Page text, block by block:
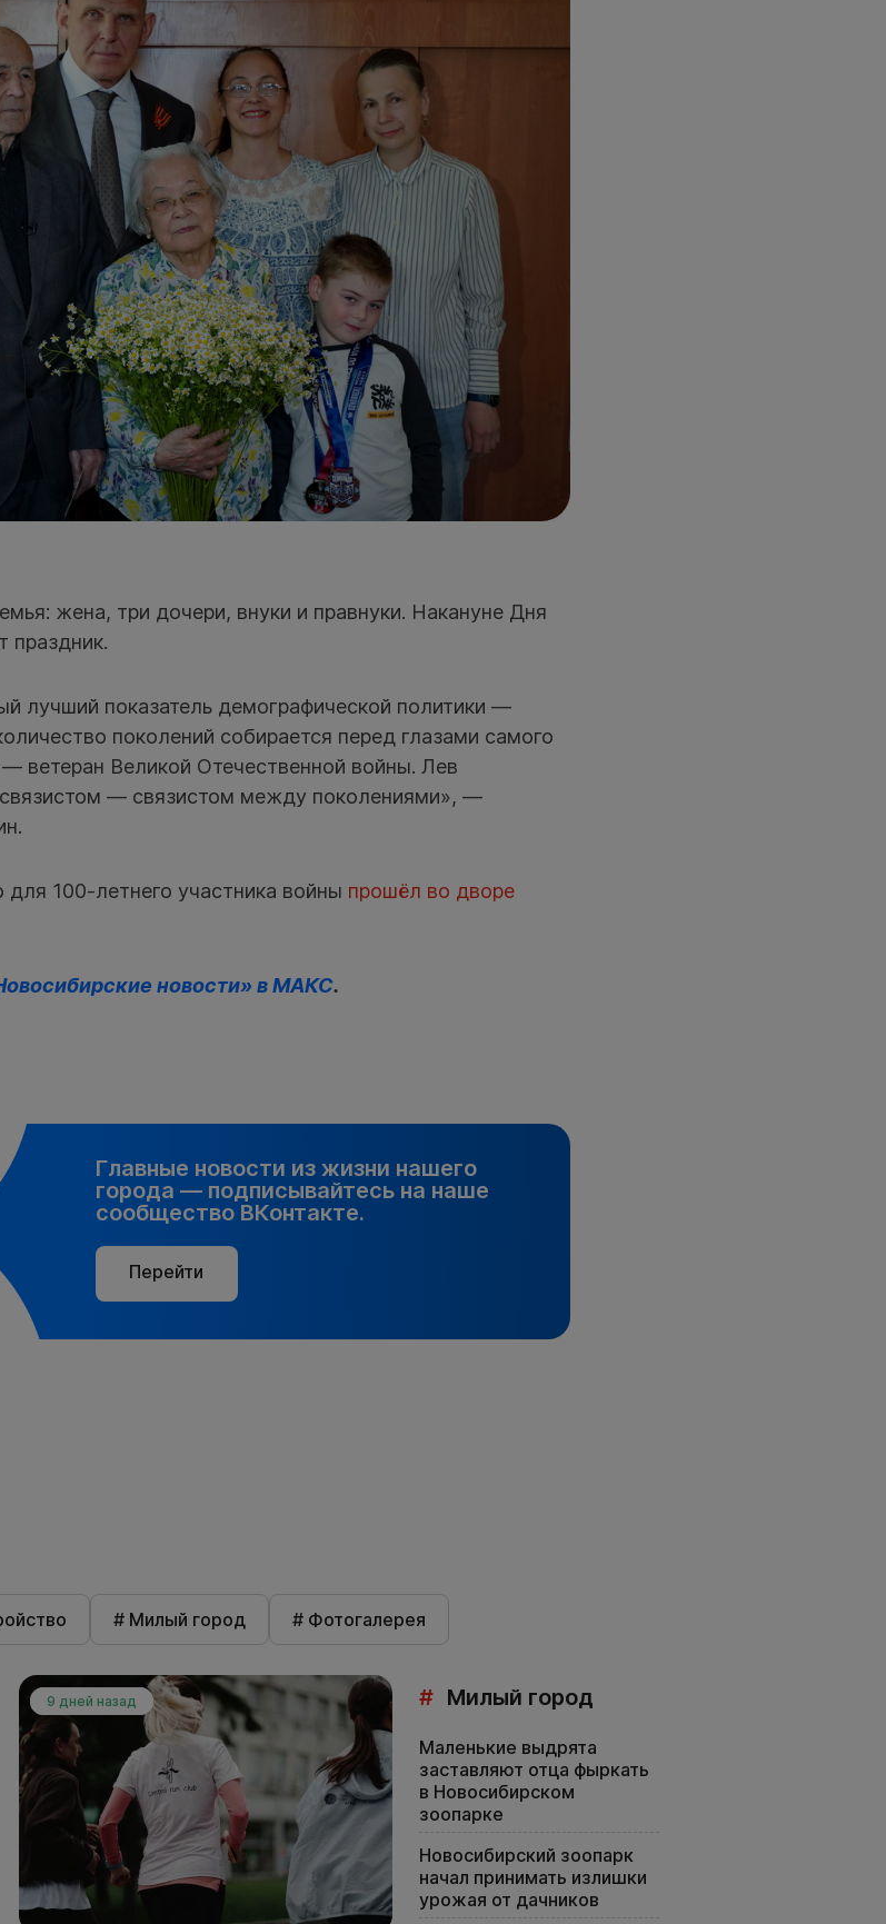
жена, три дочери, внуки и правнуки. Накануне Дня
праздник.
лучший показатель демографической политики —
поколений собирается перед глазами самого
ветеран Великой Отечественной войны. Лев
связистом — связистом между поколениями», —
100-летнего участника войны прошёл во дворе
новости» в МАКС.
Главные новости из жизни нашего
города — подписывайтесь на наше
сообщество ВКонтакте.
Перейти
# Милый город # Фотогалерея
9 дней назад # Милый город
Маленькие выдрята
заставляют отца фыркать
в Новосибирском
зоопарке
Новосибирский зоопарк
начал принимать излишки
урожая от дачников